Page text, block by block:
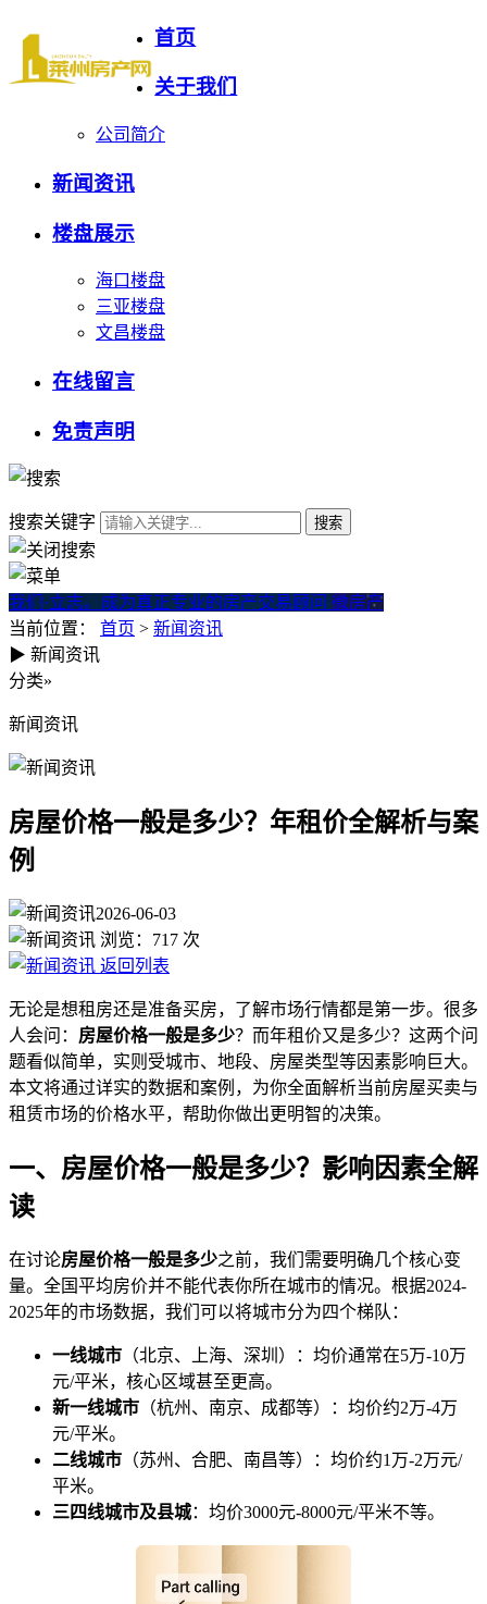
首页
关于我们
公司简介
新闻资讯
楼盘展示
海口楼盘
三亚楼盘
文昌楼盘
在线留言
免责声明
搜索关键字
我们·立志。成为真正专业的房产交易顾问 微房产
当前位置： 首页 > 新闻资讯
房屋价格一般是多少？年租价
▶ 新闻资讯
分类»
新闻资讯
房屋价格一般是多少？年租价全解析与案
例
2026-06-03
浏览： 717 次
返回列表
无论是想租房还是准备买房，了解市场行情都是第一步。很多
人会问： 房屋价格一般是多少？而年租价又是多少？这两个问
题看似简单，实则受城市、地段、房屋类型等因素影响巨大。
本文将通过详实的数据和案例，为你全面解析当前房屋买卖与
租赁市场的价格水平，帮助你做出更明智的决策。
一、房屋价格一般是多少？影响因素全解
读
在讨论房屋价格一般是多少之前，我们需要明确几个核心变
量。全国平均房价并不能代表你所在城市的情况。根据2024-
2025年的市场数据，我们可以将城市分为四个梯队：
一线城市 （北京、上海、深圳）：均价通常在5万-10万
元/平米，核心区域甚至更高。
新一线城市 （杭州、南京、成都等）：均价约2万-4万
元/平米。
二线城市 （苏州、合肥、南昌等）：均价约1万-2万元/
平米。
三四线城市及县城：均价3000元-8000元/平米不等。